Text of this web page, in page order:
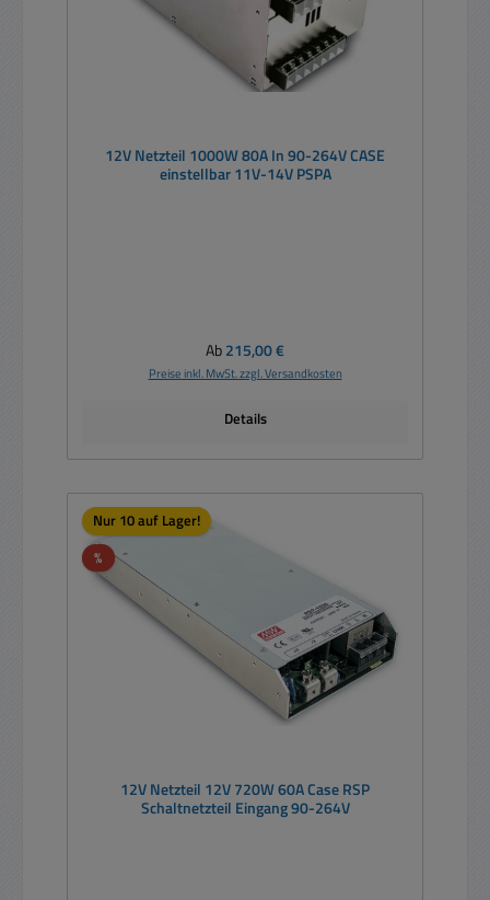
12V Netzteil 1000W 80A In 90-264V CASE
einstellbar 11V-14V PSPA
Regulärer Preis:
Ab215,00 €
Preise inkl. MwSt. zzgl. Versandkosten
Details
Nur 10 auf Lager!
%Rabatt
12V Netzteil 12V 720W 60A Case RSP
Schaltnetzteil Eingang 90-264V